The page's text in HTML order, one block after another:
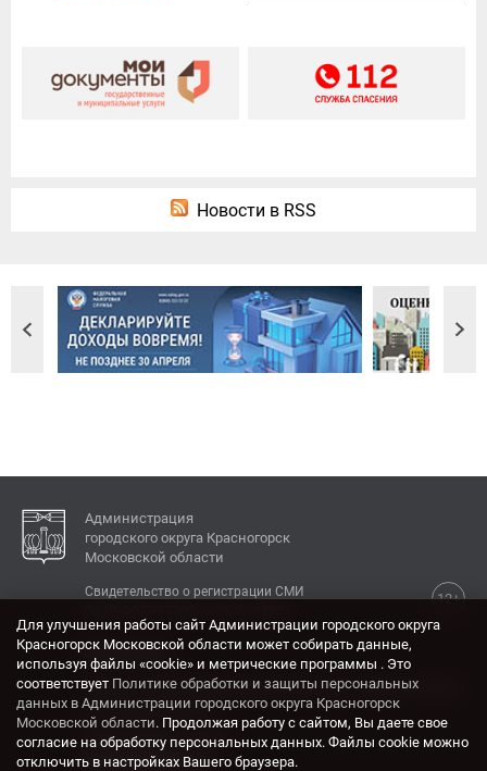
Новости в RSS
Администрация
городского округа Красногорск
Московской области
12+
Свидетельство о регистрации СМИ
КОНТАКТЫ
Адрес: 143404, Московская область, г. Красногорск,
ул. Ленина, дом 4.
Электронная почта:
krasrn@mosreg.ru
Для улучшения работы сайт Администрации городского округа
Красногорск Московской области может собирать данные,
используя файлы «cookie» и метрические программы . Это
соответствует Политике обработки и защиты персональных
данных в Администрации городского округа Красногорск
Московской области. Продолжая работу с сайтом, Вы даете свое
согласие на обработку персональных данных. Файлы cookie можно
отключить в настройках Вашего браузера.